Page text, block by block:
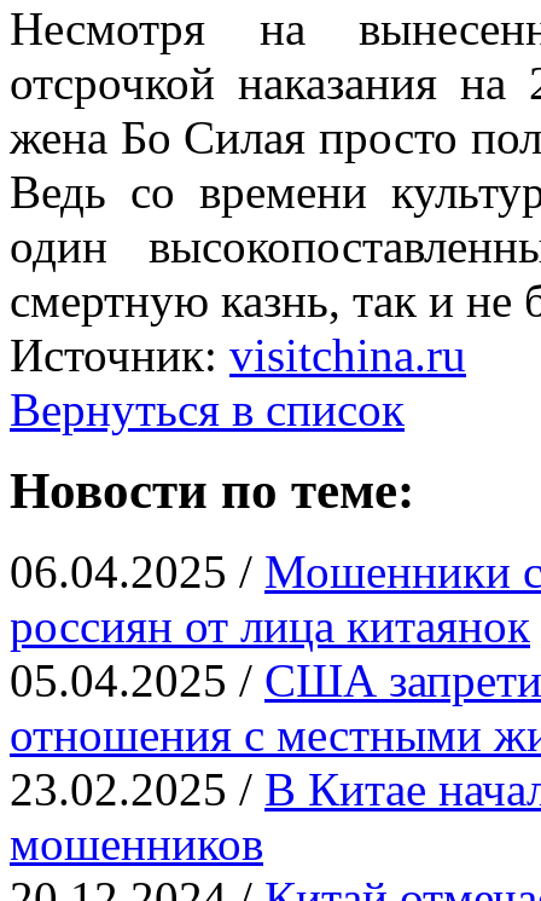
Несмотря на
отсрочкой наказания
жена Бо Силая просто
Ведь со времени
один
смертную казнь, так и не
Источник: visitchina.ru
Вернуться в список
Новости по теме:
06.04.2025 / Мошенники
россиян от лица китаянок
05.04.2025 / США
отношения с местными
23.02.2025 / В Китае
мошенников